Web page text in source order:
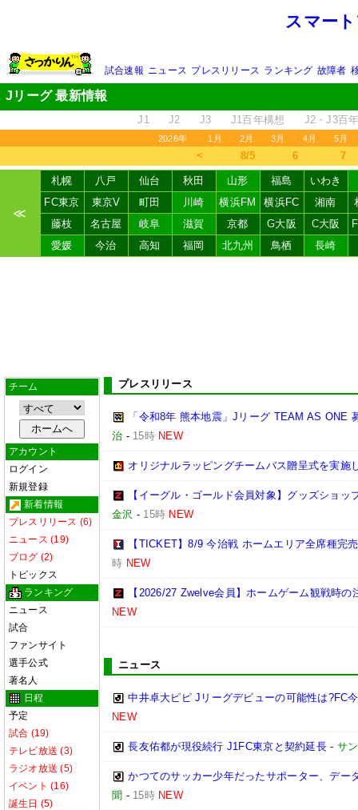
スマー
試合速報 ニュース プレスリリース ランキング 故障者
Jリーグ 最新情報
J1 J2 J3 J1百年構想 J2・J3百
2026年 1月 2月 3月 4月 5月
＜ 8/5 6 7
≪
札幌 八戸 仙台 秋田 山形 福島
いわき
FC東京
東京V 町田 川崎 横浜FM 横浜FC 湘南
藤枝
名古屋 岐阜 滋賀 京都 G大阪 C大阪
愛媛
今治 高知 福岡 北九州 鳥栖 長崎
チーム
アカウント
ログイン
新規登録
新着情報
プレスリリース (6)
ニュース (19)
ブログ (2)
トピックス
ランキング
ニュース
試合
ファンサイト
選手公式
著名人
日程
予定
試合 (19)
テレビ放送 (3)
ラジオ放送 (5)
イベント (16)
誕生日 (5)
プレスリリース
「令和8年 熊本地震」Jリーグ TEAM AS ONE
治 - 15時 NEW
オリジナルラッピングチームバス贈呈式を実施
【イーグル・ゴールド会員対象】グッズショ
金沢 - 15時 NEW
【TICKET】8/9 今治戦 ホームエリア全席種完
時 NEW
【2026/27 Zwelve会員】ホームゲーム観戦時の
NEW
ニュース
中井卓大ピピ Jリーグデビューの可能性は?FC
NEW
長友佑都が現役続行 J1FC東京と契約延長- サ
かつてのサッカー少年だったサポーター、デー
聞 - 15時 NEW